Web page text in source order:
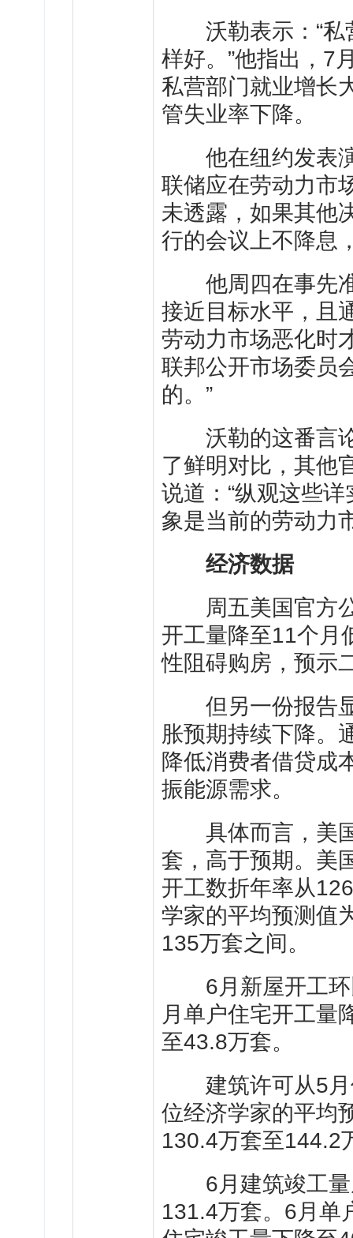
沃勒表示：“私
样好。”他指出，7
私营部门就业增长
管失业率下降。
他在纽约发表演
联储应在劳动力市
未透露，如果其他
行的会议上不降息
他周四在事先准
接近目标水平，且
劳动力市场恶化时
联邦公开市场委员
的。”
沃勒的这番言论
了鲜明对比，其他
说道：“纵观这些
象是当前的劳动力
经济数据
周五美国官方公
开工量降至11个月
性阻碍购房，预示
但另一份报告显
胀预期持续下降。
降低消费者借贷成
振能源需求。
具体而言，美国
套，高于预期。美
开工数折年率从
学家的平均预测值
135万套之间。
6月新屋开工环
月单户住宅开工量
至43.8万套。
建筑许可从5月
位经济学家的平均
130.4万套至144.2
6月建筑竣工量
131.4万套。6月单